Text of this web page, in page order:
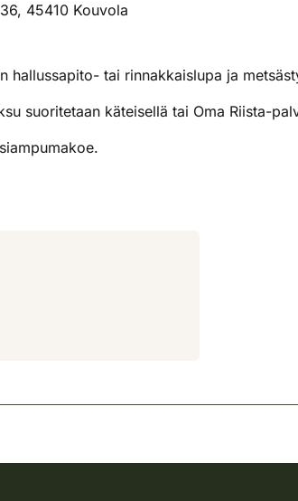
45410 Kouvola
hallussapito- tai rinnakkaislupa ja
suoritetaan käteisellä tai Oma Riista-